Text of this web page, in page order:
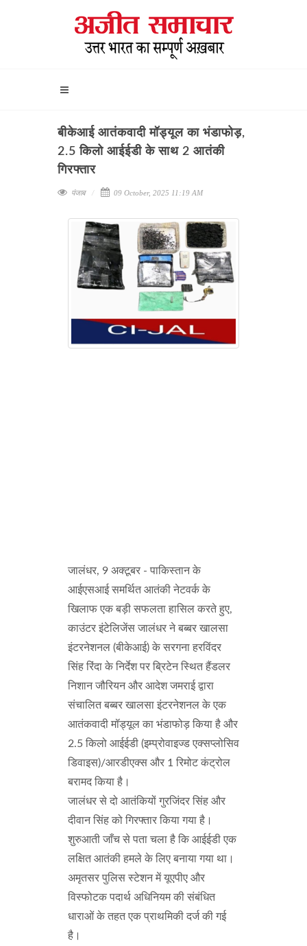
बीकेआई आतंकवादी मॉड्यूल का भंडाफोड़,
2.5 किलो आईईडी के साथ 2 आतंकी
गिरफ्तार
पंजाब 09 October, 2025 11:19 AM
जालंधर, 9 अक्टूबर - पाकिस्तान के
आईएसआई समर्थित आतंकी नेटवर्क के
खिलाफ एक बड़ी सफलता हासिल करते हुए,
काउंटर इंटेलिजेंस जालंधर ने बब्बर खालसा
इंटरनेशनल (बीकेआई) के सरगना हरविंदर
सिंह रिंदा के निर्देश पर ब्रिटेन स्थित हैंडलर
निशान जौरियन और आदेश जमराई द्वारा
संचालित बब्बर खालसा इंटरनेशनल के एक
आतंकवादी मॉड्यूल का भंडाफोड़ किया है और
2.5 किलो आईईडी (इम्प्रोवाइज्ड एक्सप्लोसिव
डिवाइस)/आरडीएक्स और 1 रिमोट कंट्रोल
बरामद किया है।
जालंधर से दो आतंकियों गुरजिंदर सिंह और
दीवान सिंह को गिरफ्तार किया गया है।
शुरुआती जाँच से पता चला है कि आईईडी एक
लक्षित आतंकी हमले के लिए बनाया गया था।
अमृतसर पुलिस स्टेशन में यूएपीए और
विस्फोटक पदार्थ अधिनियम की संबंधित
धाराओं के तहत एक प्राथमिकी दर्ज की गई
है।